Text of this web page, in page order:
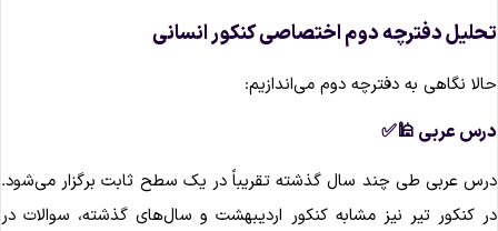
دفترچه دوم اختصاصی کنکور انسانی
نگاهی به دفترچه دوم می‌اندازیم:
عربی 🕌✅
عربی طی چند سال گذشته تقریباً در یک سطح ثابت برگزار می‌شود.
کنکور تیر نیز مشابه کنکور اردیبهشت و سال‌های گذشته، سوالات در